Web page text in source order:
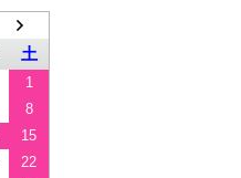
土
1
8
15
22